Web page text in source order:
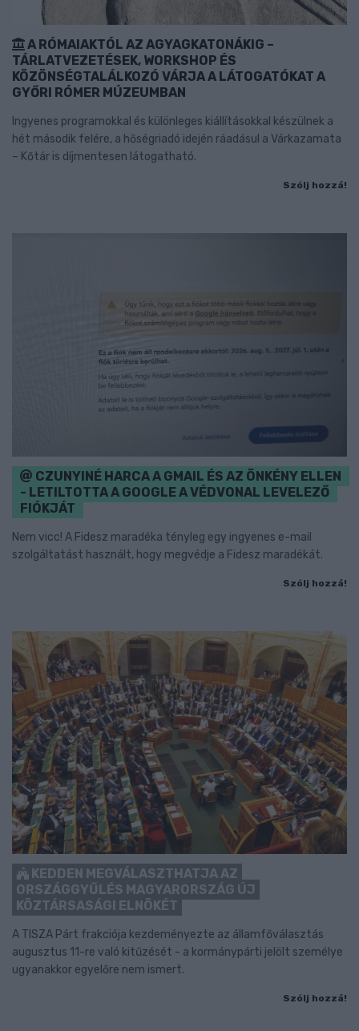
A RÓMAIAKTÓL AZ AGYAGKATONÁKIG –
TÁRLATVEZETÉSEK, WORKSHOP ÉS
KÖZÖNSÉGTALÁLKOZÓ VÁRJA A LÁTOGATÓKAT A
GYŐRI RÓMER MÚZEUMBAN
Ingyenes programokkal és különleges kiállításokkal készülnek a
hét második felére, a hőségriadó idején ráadásul a Várkazamata
– Kőtár is díjmentesen látogatható.
Szólj hozzá!
CZUNYINÉ HARCA A GMAIL ÉS AZ ÖNKÉNY ELLEN
- LETILTOTTA A GOOGLE A VÉDVONAL LEVELEZŐ
FIÓKJÁT
Nem vicc! A Fidesz maradéka tényleg egy ingyenes e-mail
szolgáltatást használt, hogy megvédje a Fidesz maradékát.
Szólj hozzá!
KEDDEN MEGVÁLASZTHATJA AZ
ORSZÁGGYŰLÉS MAGYARORSZÁG ÚJ
KÖZTÁRSASÁGI ELNÖKÉT
A TISZA Párt frakciója kezdeményezte az államfőválasztás
augusztus 11-re való kitűzését - a kormánypárti jelölt személye
ugyanakkor egyelőre nem ismert.
Szólj hozzá!